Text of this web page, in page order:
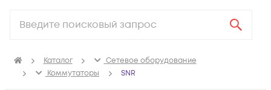
Каталог
Сетевое оборудование
Коммутаторы
SNR